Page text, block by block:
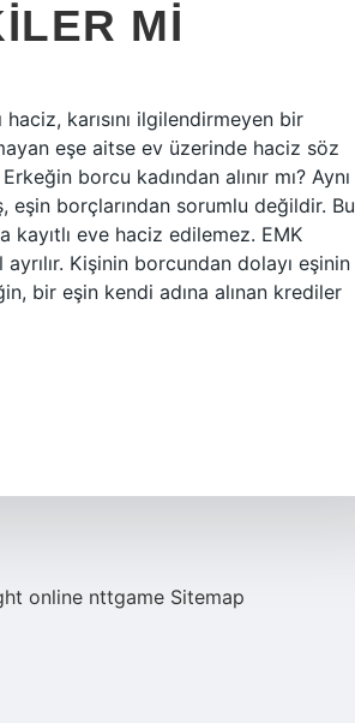
MI
karısını ilgilendirmeyen bir
eşe aitse ev üzerinde haciz söz
borcu kadından alınır mı? Aynı
borçlarından sorumlu değildir. Bu
kayıtlı eve haciz edilemez. EMK
Kişinin borcundan dolayı eşinin
bir eşin kendi adına alınan krediler
online nttgame Sitemap